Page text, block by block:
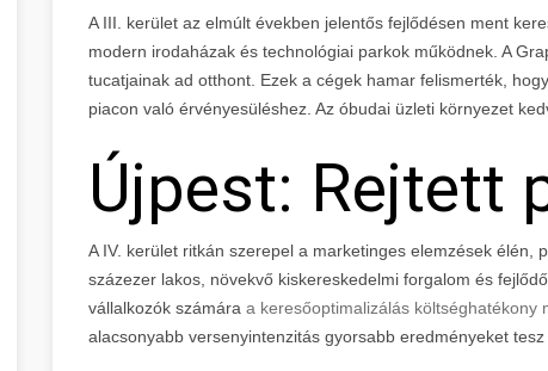
A III. kerület az elmúlt években jelentős fejlődésen ment
modern irodaházak és technológiai parkok működnek. A
tucatjainak ad otthont. Ezek a cégek hamar felismerték, hogy
piacon való érvényesüléshez. Az óbudai üzleti környezet
Újpest: Rejtett
A IV. kerület ritkán szerepel a marketinges elemzések élén,
százezer lakos, növekvő kiskereskedelmi forgalom és
vállalkozók számára a keresőoptimalizálás költséghatékony
alacsonyabb versenyintenzitás gyorsabb eredményeket tesz